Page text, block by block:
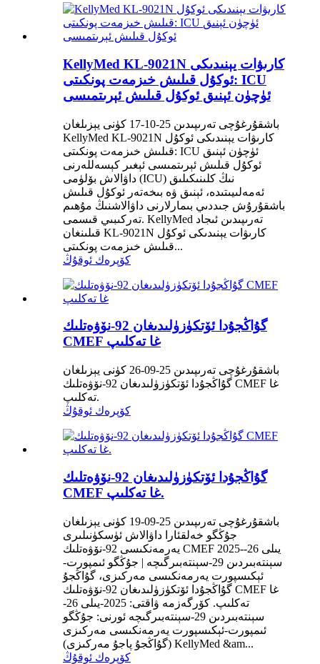
KellyMed KL-9021N كارىۋات يېنىدىكى
ئوكۇل قىلىش خىزمەت پونكىتى: ICU
ئۈچۈن ئېنىق ئوكۇل قىلىش ئېرىتمىسى
باشقۇرغۇچى تەرىپىدىن 25-10-17 كۈنى يېزىلغان
KellyMed KL-9021N كارىۋات يېنىدىكى ئوكۇل
قىلىش خىزمەت پونكىتى: ICU ئۈچۈن ئېنىق
ئوكۇل قىلىش ئېرىتمىسى ئېغىر كېسەللەرنى
داۋالاش بۆلۈمى (ICU) نىڭ كلىنىكىلىق
ئەمەلىيىتىدە، ئېنىق ۋە بىخەتەر ئوكۇل قىلىش
باشقۇرۇش جىددىي بىمارلارنى داۋالاشنىڭ مۇھىم
تەركىبىي قىسمى. KellyMed تەرىپىدىن ئىجاد
قىلىنغان KL-9021N كارىۋات يېنىدىكى ئوكۇل
قىلىش خىزمەت پونكىتى...
كۆپرەك ئوقۇڭ
گۇاڭجۇدا ئۆتكۈزۈلىدىغان 92-نۆۋەتلىك
CMEF غا تەكلىپ
باشقۇرغۇچى تەرىپىدىن 25-09-26 كۈنى يېزىلغان
گۇاڭجۇدا ئۆتكۈزۈلىدىغان 92-نۆۋەتلىك CMEF غا
تەكلىپ.
كۆپرەك ئوقۇڭ
گۇاڭجۇدا ئۆتكۈزۈلىدىغان 92-نۆۋەتلىك
CMEF غا تەكلىپ.
باشقۇرغۇچى تەرىپىدىن 25-09-19 كۈنى يېزىلغان
جۇڭگو خەلقئارا داۋالاش ئۈسكۈنىلىرى
يەرمەنكىسى 92-نۆۋەتلىك CMEF 2025-يىلى 26-
سېنتەبىردىن 29-سېنتەبىرگىچە | جۇڭگو ئىمپورت-
ئېكىسپورت يەرمەنكىسى مەركىزى، گۇاڭجۇ
گۇاڭجۇدا ئۆتكۈزۈلىدىغان 92-نۆۋەتلىك CMEF غا
تەكلىپ. كۆرگەزمە ۋاقتى: 2025-يىلى 26-
سېنتەبىردىن 29-سېنتەبىرگىچە ئورنى: جۇڭگو
ئىمپورت-ئېكىسپورت يەرمەنكىسى مەركىزى
(گۇاڭجۇ پاجۇ مەركىزى) KellyMed &am...
كۆپرەك ئوقۇڭ